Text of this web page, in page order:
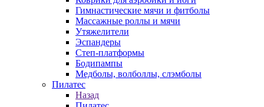
Гимнастические мячи и фитболы
Массажные роллы и мячи
Утяжелители
Эспандеры
Степ-платформы
Бодипампы
Медболы, волболлы, слэмболы
Пилатес
Назад